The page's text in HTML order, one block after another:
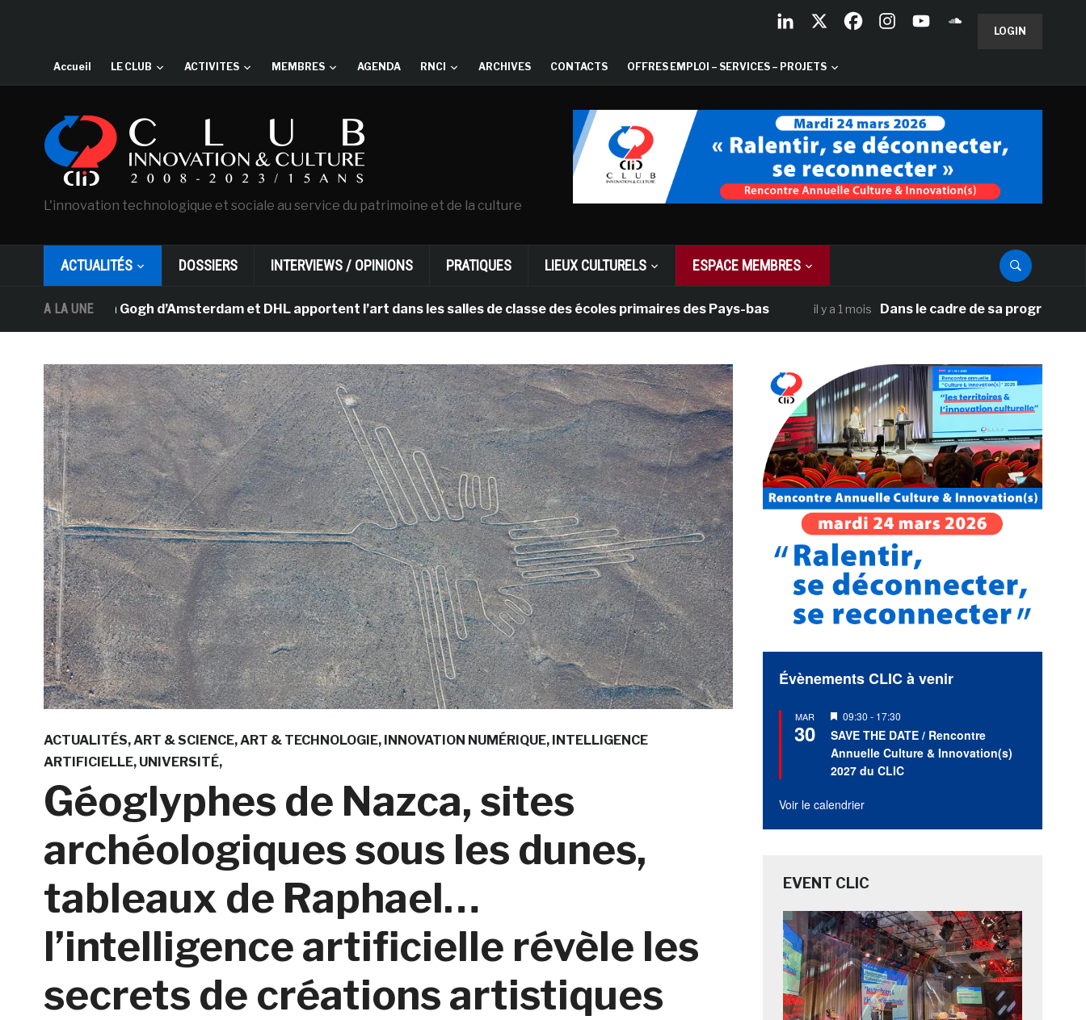
LOGIN
Accueil LE CLUB ACTIVITES MEMBRES AGENDA RNCI ARCHIVES CONTACTS OFFRES EMPLOI – SERVICES – PROJETS
L'innovation technologique et sociale au service du patrimoine et de la culture
ACTUALITÉS DOSSIERS INTERVIEWS / OPINIONS PRATIQUES LIEUX CULTURELS ESPACE MEMBRES
A LA UNE
Van Gogh d’Amsterdam et DHL apportent l’art dans les salles de classe des écoles primaires des Pays-bas il y a 1 mois Dans le cadre de sa programmation
ACTUALITÉS ART & SCIENCE ART & TECHNOLOGIE INNOVATION NUMÉRIQUE INTELLIGENCE
ARTIFICIELLE UNIVERSITÉ
Géoglyphes de Nazca, sites
archéologiques sous les dunes,
tableaux de Raphael…
l’intelligence artificielle révèle les
secrets de créations artistiques
Évènements CLIC à venir
MAR
30
Mis
en
avant
09:30 - 17:30
SAVE THE DATE / Rencontre
Annuelle Culture & Innovation(s)
2027 du CLIC
Voir le calendrier
EVENT CLIC